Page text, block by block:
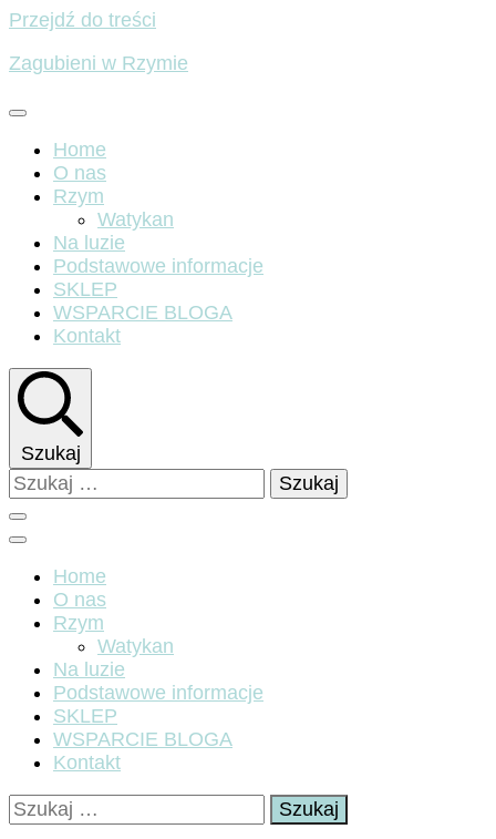
Przejdź do treści
Zagubieni w Rzymie
Home
O nas
Rzym
Watykan
Na luzie
Podstawowe informacje
SKLEP
WSPARCIE BLOGA
Kontakt
Szukaj
Szukaj:
Home
O nas
Rzym
Watykan
Na luzie
Podstawowe informacje
SKLEP
WSPARCIE BLOGA
Kontakt
Szukaj: